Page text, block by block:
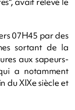
07H45 par des
sortant de la
aux sapeurs-
a notamment
du XIXe siècle et